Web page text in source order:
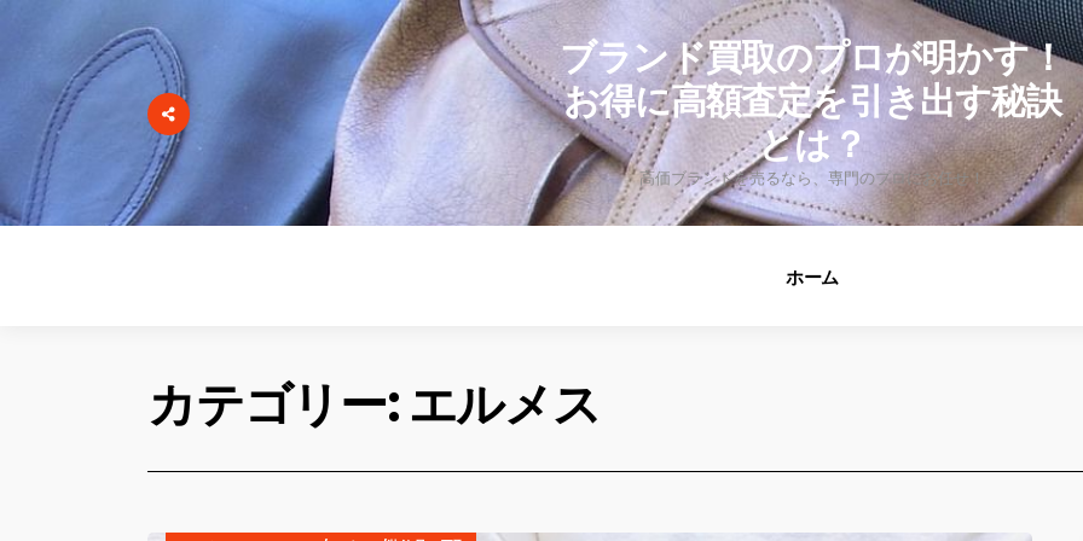
ブランド買取のプロが明かす！
お得に高額査定を引き出す秘訣
とは？
高価ブランドを売るなら、専門のプロにお任せ！
ホーム
カテゴリー: エルメス